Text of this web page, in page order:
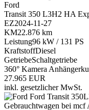
Ford
Transit 350 L3H2 HA
EZ2024-11-27
KM22.876 km
Leistung96 kW / 131 PS
KraftstoffDiesel
GetriebeSchaltgetriebe
360° Kamera
27.965 EUR
inkl. gesetzlicher MwSt.